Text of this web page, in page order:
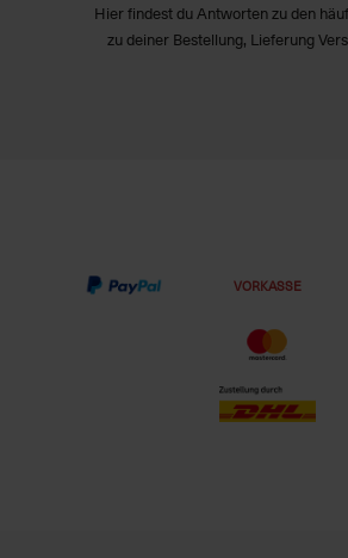
Hier findest du Antworten zu den
zu deiner Bestellung, Lieferung
VORKASSE